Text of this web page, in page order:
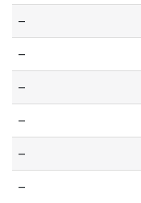
--
--
--
--
--
--